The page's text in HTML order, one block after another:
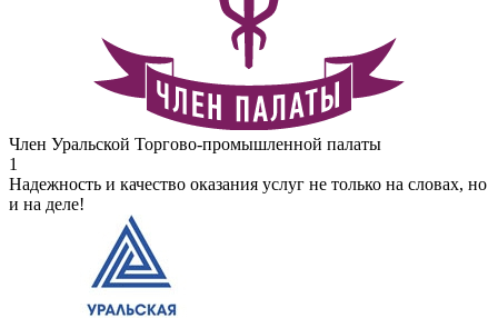
Член Уральской Торгово-промышленной палаты
1
Надежность и качество оказания услуг не только на словах, но
и на деле!